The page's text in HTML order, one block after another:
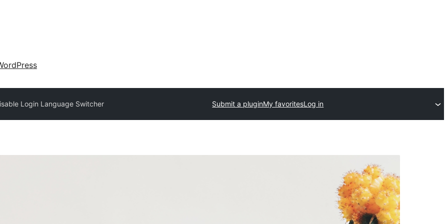
Login Language Switcher Submit a pluginMy favoritesLog in